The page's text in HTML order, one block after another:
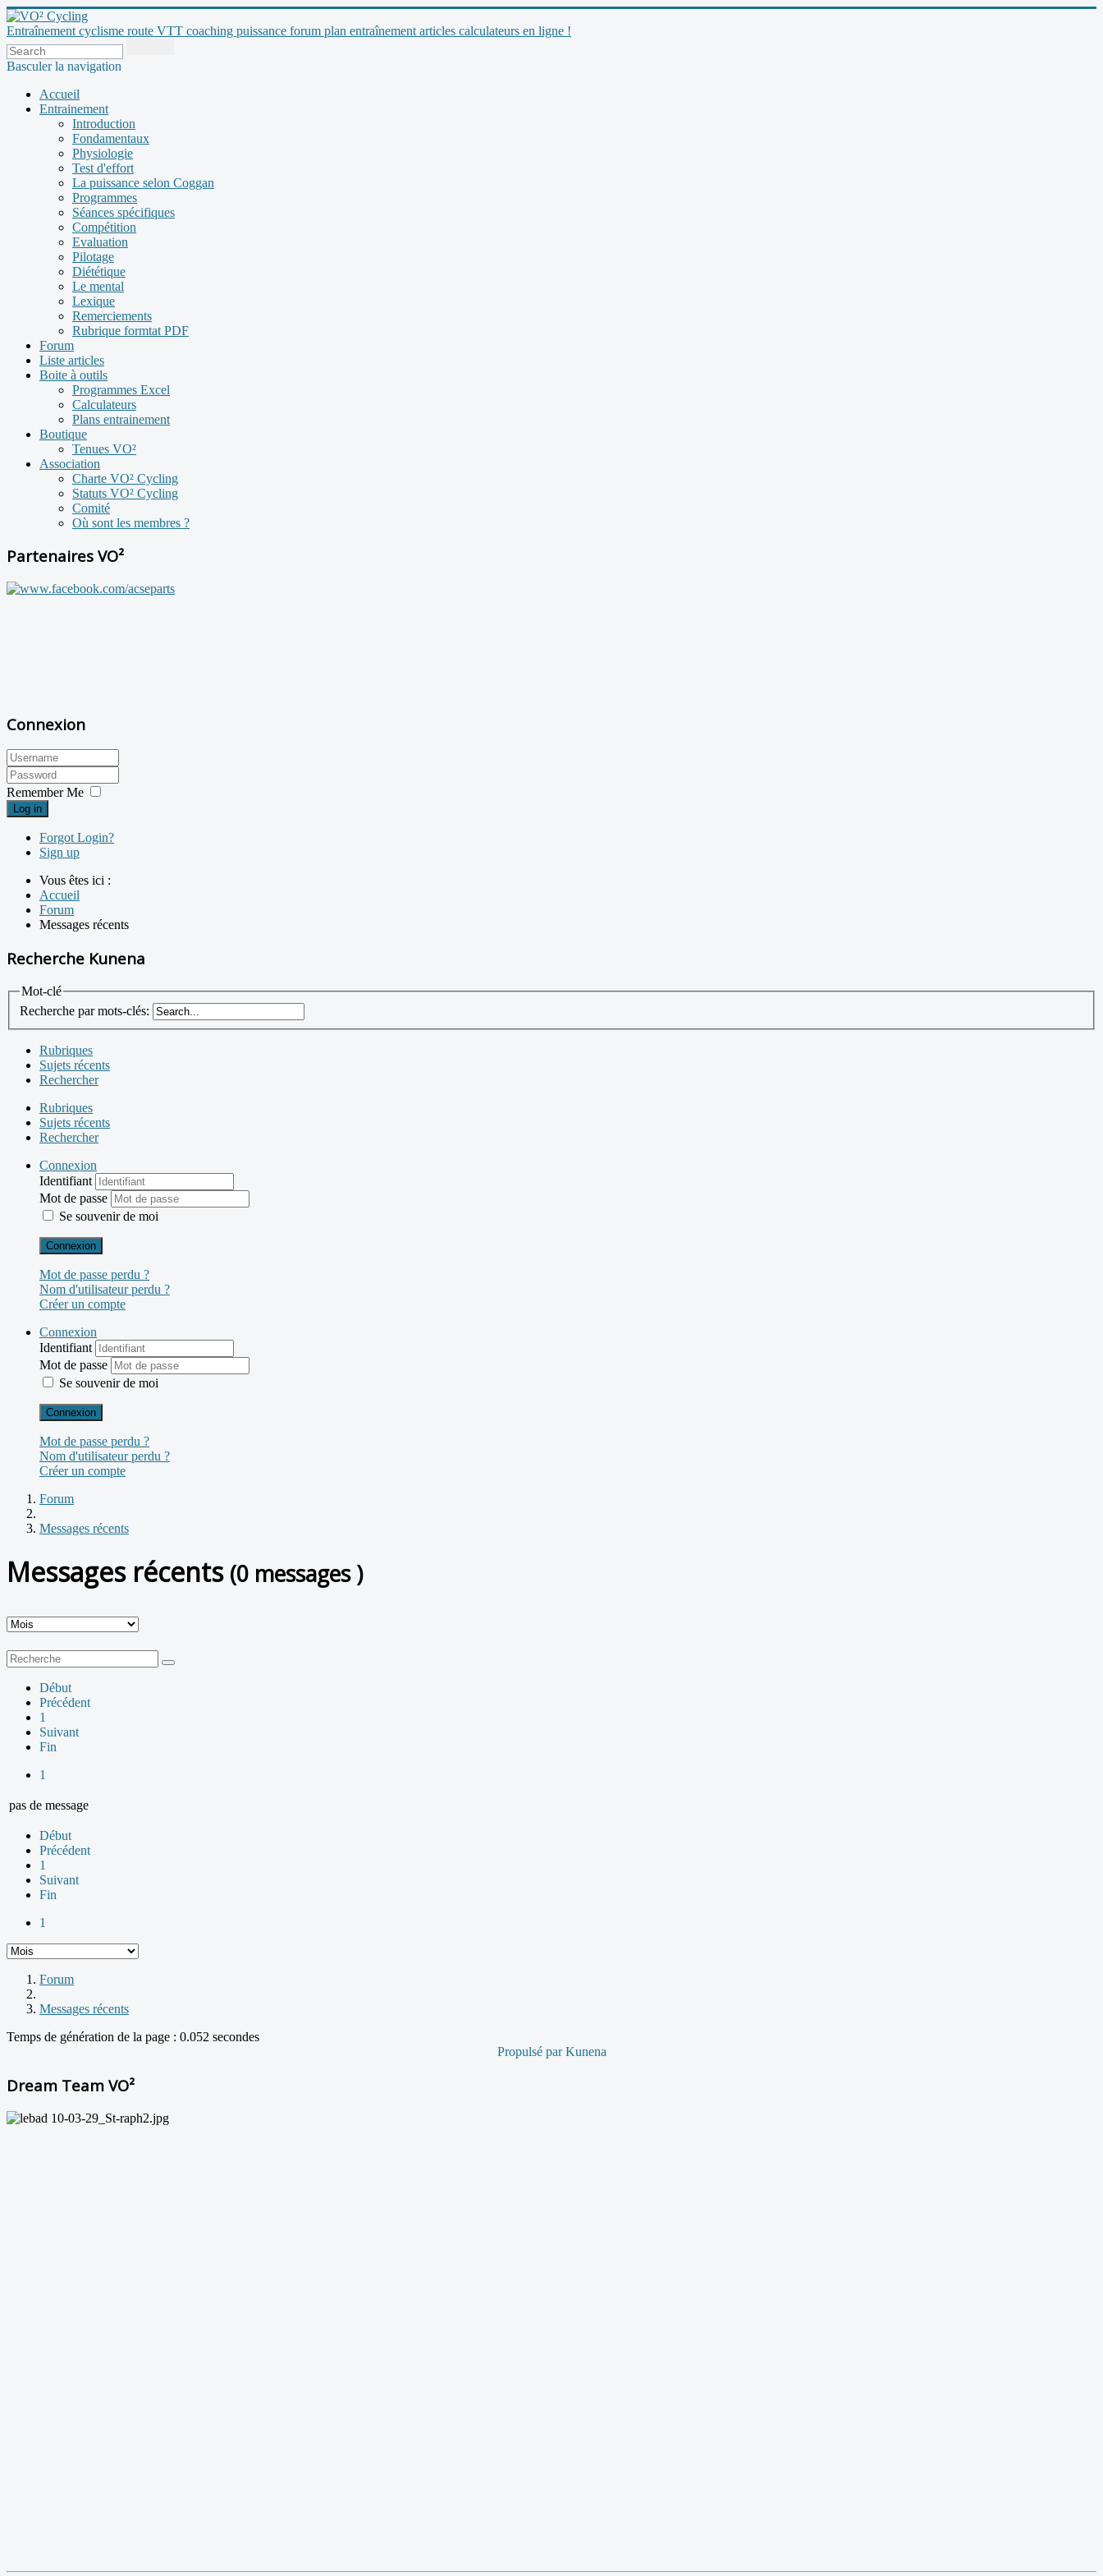
Entraînement cyclisme route VTT coaching puissance forum plan entraînement articles calculateurs en ligne !
Basculer la navigation
Accueil
Entrainement
Introduction
Fondamentaux
Physiologie
Test d'effort
La puissance selon Coggan
Programmes
Séances spécifiques
Compétition
Evaluation
Pilotage
Diététique
Le mental
Lexique
Remerciements
Rubrique formtat PDF
Forum
Liste articles
Boite à outils
Programmes Excel
Calculateurs
Plans entrainement
Boutique
Tenues VO²
Association
Charte VO² Cycling
Statuts VO² Cycling
Comité
Où sont les membres ?
Partenaires VO²
Connexion
Remember Me
Log in
Forgot Login?
Sign up
Vous êtes ici :
Accueil
Forum
Messages récents
Recherche Kunena
Mot-clé
Recherche par mots-clés:
Rubriques
Sujets récents
Rechercher
Rubriques
Sujets récents
Rechercher
Connexion
Identifiant
Mot de passe
Se souvenir de moi
Connexion
Mot de passe perdu ?
Nom d'utilisateur perdu ?
Créer un compte
Connexion
Identifiant
Mot de passe
Se souvenir de moi
Connexion
Mot de passe perdu ?
Nom d'utilisateur perdu ?
Créer un compte
Forum
Messages récents
Messages récents (0 messages )
Début
Précédent
1
Suivant
Fin
1
pas de message
Début
Précédent
1
Suivant
Fin
1
Forum
Messages récents
Temps de génération de la page : 0.052 secondes
Propulsé parKunena
Dream Team VO²